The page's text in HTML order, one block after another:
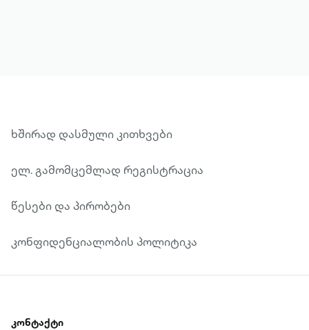
ხშირად დასმული კითხვები
ელ. გამომცემლად რეგისტრაცია
წესები და პირობები
კონფიდენციალობის პოლიტიკა
კონტაქტი